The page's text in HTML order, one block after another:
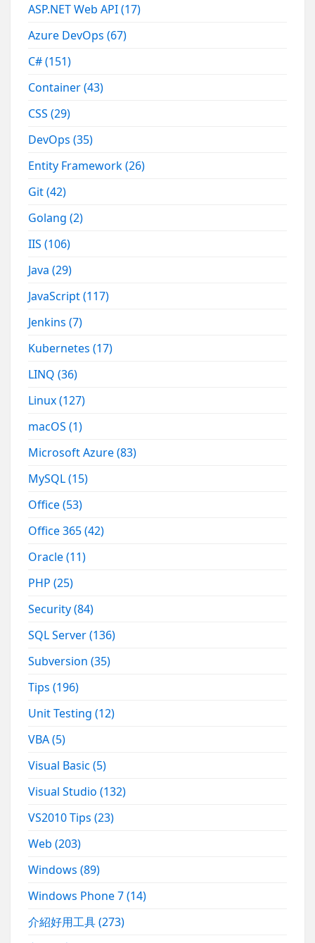
ASP.NET Web API(17)
Azure DevOps(67)
C#(151)
Container(43)
CSS(29)
DevOps(35)
Entity Framework(26)
Git(42)
Golang(2)
IIS(106)
Java(29)
JavaScript(117)
Jenkins(7)
Kubernetes(17)
LINQ(36)
Linux(127)
macOS(1)
Microsoft Azure(83)
MySQL(15)
Office(53)
Office 365(42)
Oracle(11)
PHP(25)
Security(84)
SQL Server(136)
Subversion(35)
Tips(196)
Unit Testing(12)
VBA(5)
Visual Basic(5)
Visual Studio(132)
VS2010 Tips(23)
Web(203)
Windows(89)
Windows Phone 7(14)
介紹好用工具(273)